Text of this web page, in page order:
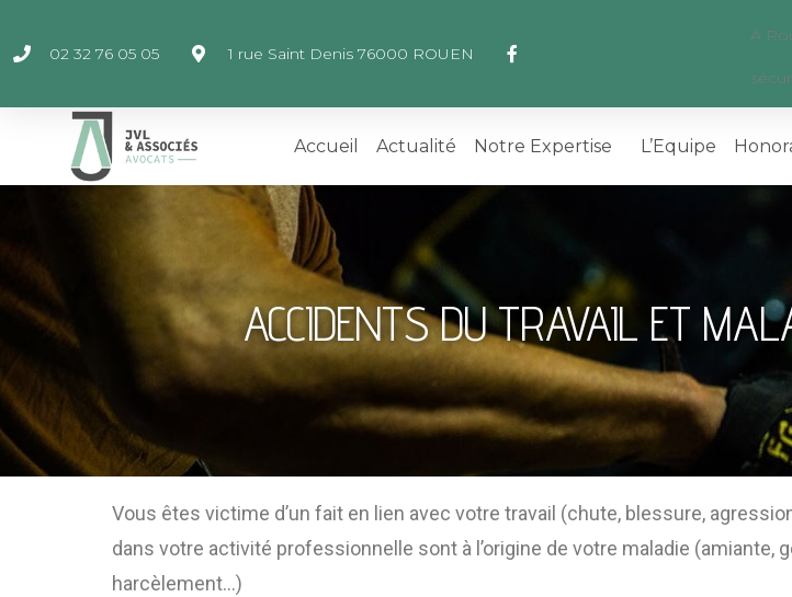
02 32 76 05 05 1 rue Saint Denis 76000 ROUEN
À
Accueil Actualité Notre Expertise L’Equipe
ACCIDENTS DU TRAVAIL ET
Vous êtes victime d’un fait en lien avec votre travail (chute, blessure,
dans votre activité professionnelle sont à l’origine de votre maladie
harcèlement…)